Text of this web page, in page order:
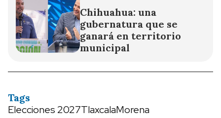
Chihuahua: una
gubernatura que se
ganará en territorio
municipal
Tags
Elecciones 2027TlaxcalaMorena